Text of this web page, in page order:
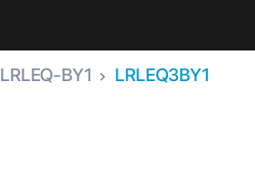
LRLEQ-BY1 LRLEQ3BY1